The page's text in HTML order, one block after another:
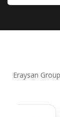
Eraysan